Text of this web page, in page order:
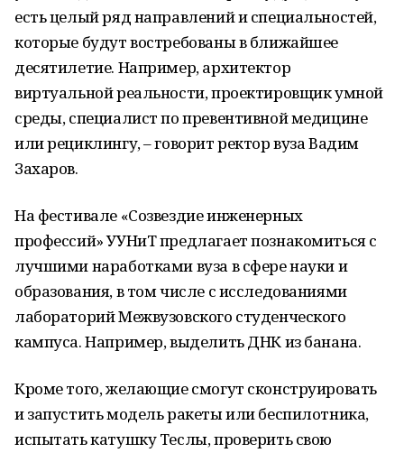
есть целый ряд направлений и специальностей,
которые будут востребованы в ближайшее
десятилетие. Например, архитектор
виртуальной реальности, проектировщик умной
среды, специалист по превентивной медицине
или рециклингу, – говорит ректор вуза Вадим
Захаров.
На фестивале «Созвездие инженерных
профессий» УУНиТ предлагает познакомиться с
лучшими наработками вуза в сфере науки и
образования, в том числе с исследованиями
лабораторий Межвузовского студенческого
кампуса. Например, выделить ДНК из банана.
Кроме того, желающие смогут сконструировать
и запустить модель ракеты или беспилотника,
испытать катушку Теслы, проверить свою